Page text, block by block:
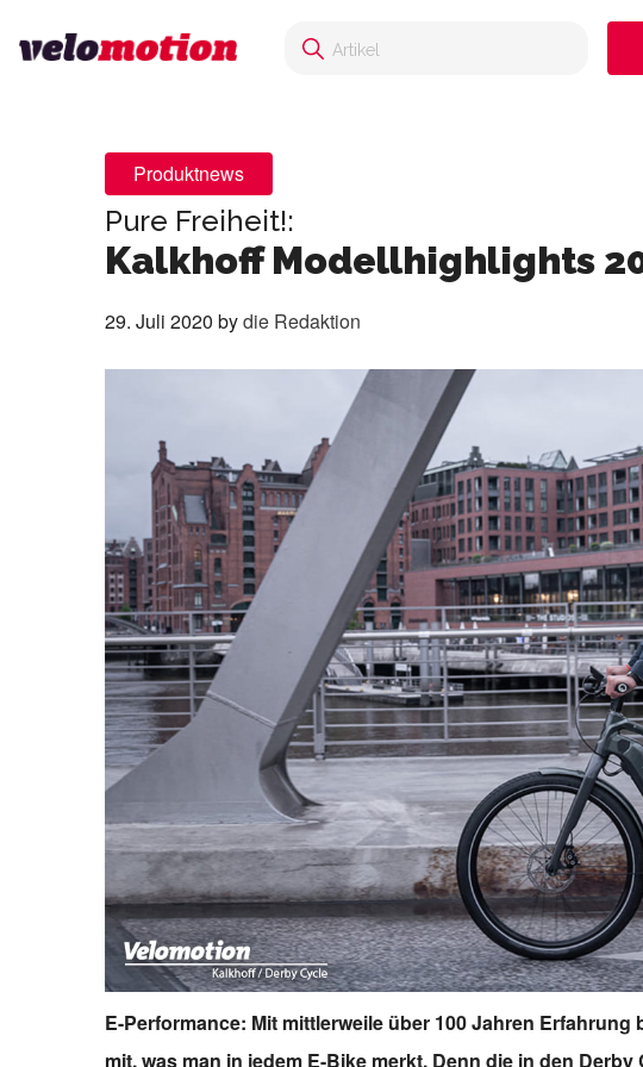
Produktnews
Pure Freiheit!:
Kalkhoff Modellhighlights
29. Juli 2020 bydie Redaktion
E-Performance: Mit mittlerweile über 100 Jahren
mit, was man in jedem E-Bike merkt. Denn die in den